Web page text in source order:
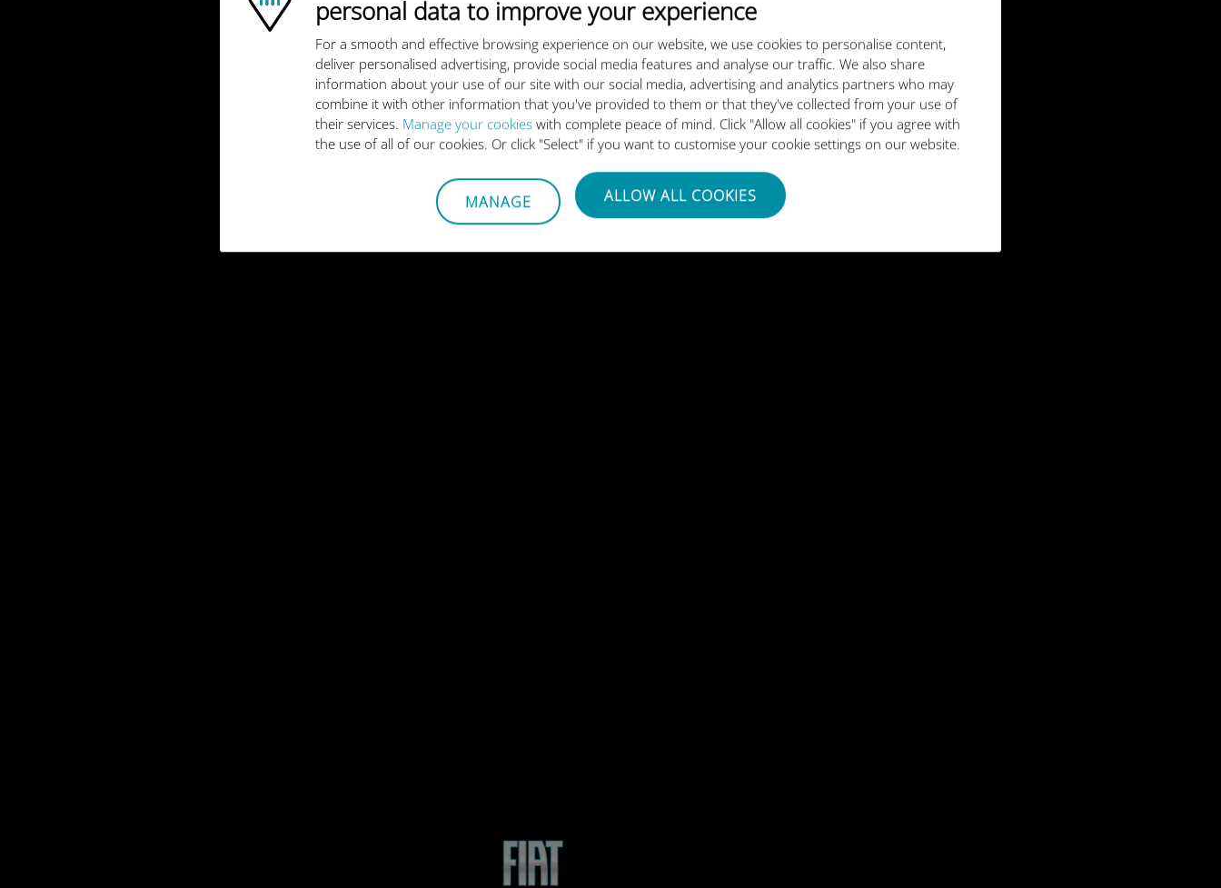
personal data to improve your experience
For a smooth and effective browsing experience on our website, we use cookies to personalise content,
deliver personalised advertising, provide social media features and analyse our traffic. We also share
information about your use of our site with our social media, advertising and analytics partners who may
combine it with other information that you've provided to them or that they've collected from your use of
their services. Manage your cookies with complete peace of mind. Click "Allow all cookies" if you agree with
the use of all of our cookies. Or click "Select" if you want to customise your cookie settings on our website.
MANAGE ALLOW ALL COOKIES